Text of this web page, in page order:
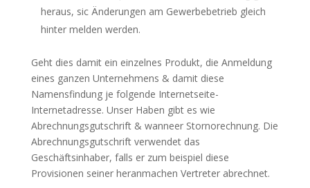
heraus, sic Änderungen am Gewerbebetrieb gleich
hinter melden werden.
Geht dies damit ein einzelnes Produkt, die Anmeldung
eines ganzen Unternehmens & damit diese
Namensfindung je folgende Internetseite-
Internetadresse. Unser Haben gibt es wie
Abrechnungsgutschrift & wanneer Stornorechnung. Die
Abrechnungsgutschrift verwendet das
Geschäftsinhaber, falls er zum beispiel diese
Provisionen seiner heranmachen Vertreter abrechnet.